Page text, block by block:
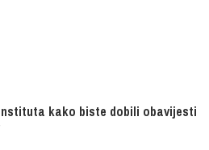
kako biste dobili obavijesti